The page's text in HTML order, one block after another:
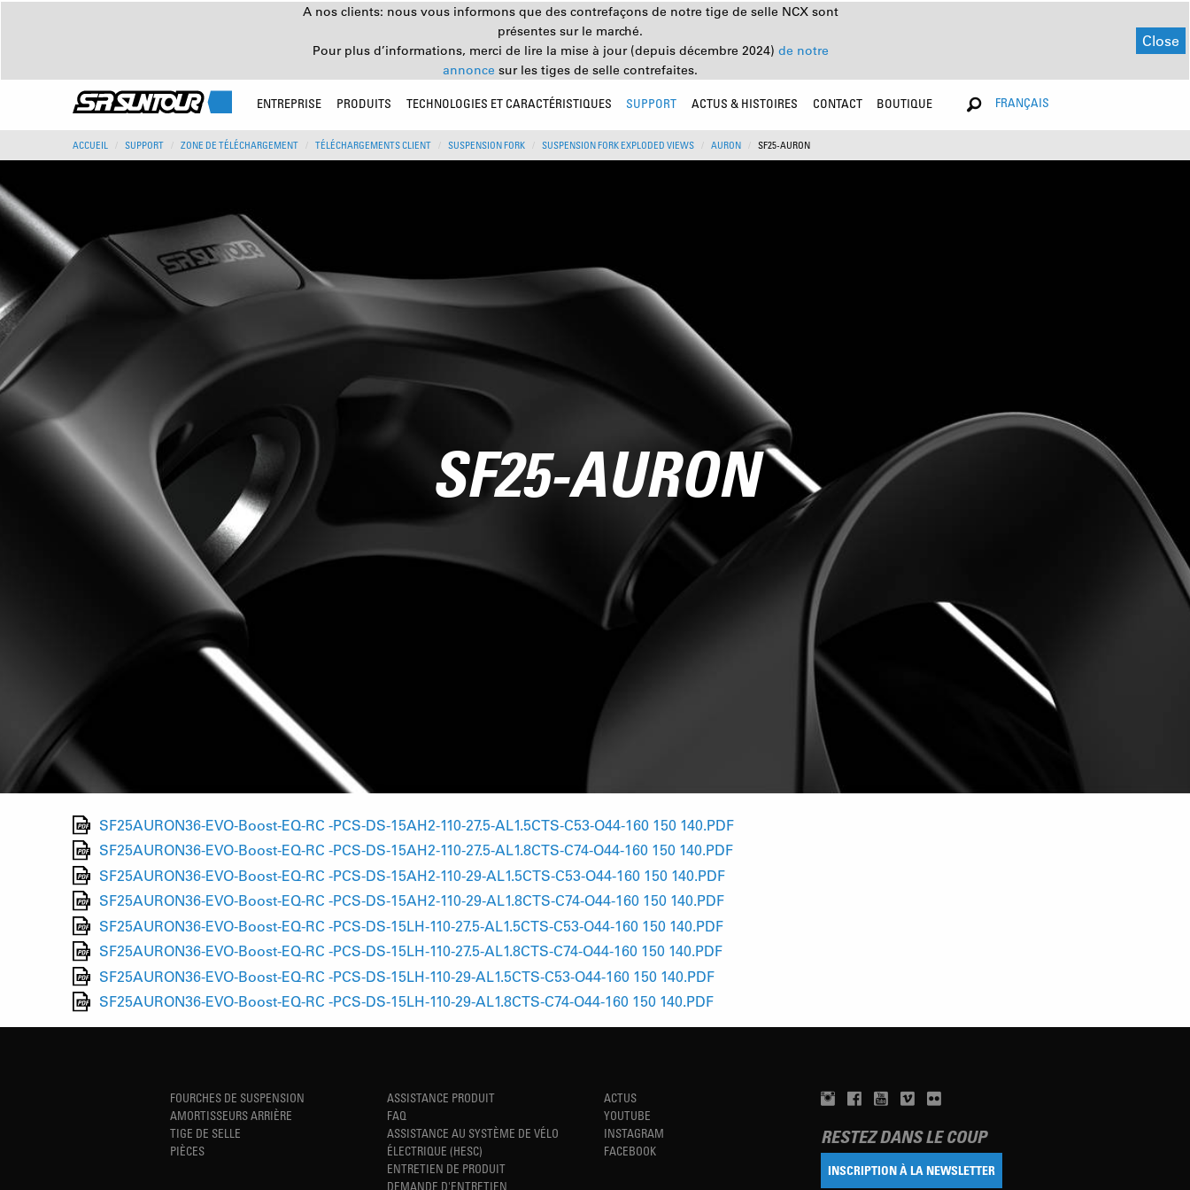
A nos clients: nous vous informons que des contrefaçons de notre tige de selle NCX sont
présentes sur le marché.
Pour plus d’informations, merci de lire la mise à jour (depuis décembre 2024) de notre
annonce sur les tiges de selle contrefaites.
Close
ENTREPRISE PRODUITS TECHNOLOGIES ET CARACTÉRISTIQUES SUPPORT ACTUS & HISTOIRES CONTACT BOUTIQUE FRANÇAIS
ACCUEIL SUPPORT ZONE DE TÉLÉCHARGEMENT TÉLÉCHARGEMENTS CLIENT SUSPENSION FORK SUSPENSION FORK EXPLODED VIEWS AURON SF25-AURON
SF25-AURON
SF25AURON36-EVO-Boost-EQ-RC -PCS-DS-15AH2-110-27.5-AL1.5CTS-C53-O44-160 150 140.PDF
SF25AURON36-EVO-Boost-EQ-RC -PCS-DS-15AH2-110-27.5-AL1.8CTS-C74-O44-160 150 140.PDF
SF25AURON36-EVO-Boost-EQ-RC -PCS-DS-15AH2-110-29-AL1.5CTS-C53-O44-160 150 140.PDF
SF25AURON36-EVO-Boost-EQ-RC -PCS-DS-15AH2-110-29-AL1.8CTS-C74-O44-160 150 140.PDF
SF25AURON36-EVO-Boost-EQ-RC -PCS-DS-15LH-110-27.5-AL1.5CTS-C53-O44-160 150 140.PDF
SF25AURON36-EVO-Boost-EQ-RC -PCS-DS-15LH-110-27.5-AL1.8CTS-C74-O44-160 150 140.PDF
SF25AURON36-EVO-Boost-EQ-RC -PCS-DS-15LH-110-29-AL1.5CTS-C53-O44-160 150 140.PDF
SF25AURON36-EVO-Boost-EQ-RC -PCS-DS-15LH-110-29-AL1.8CTS-C74-O44-160 150 140.PDF
FOURCHES DE SUSPENSION
AMORTISSEURS ARRIÈRE
TIGE DE SELLE
PIÈCES
ASSISTANCE PRODUIT
FAQ
ASSISTANCE AU SYSTÈME DE VÉLO
ÉLECTRIQUE (HESC)
ENTRETIEN DE PRODUIT
DEMANDE D'ENTRETIEN
ACTUS
YOUTUBE
INSTAGRAM
FACEBOOK
RESTEZ DANS LE COUP
INSCRIPTION À LA NEWSLETTER